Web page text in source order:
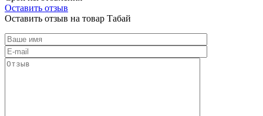
Оставить отзыв
Оставить отзыв на товар Табай